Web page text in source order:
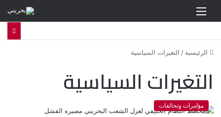
الرئيسية / التغيرات السياسية
التغيرات السياسية
مؤامرات وتحالفات